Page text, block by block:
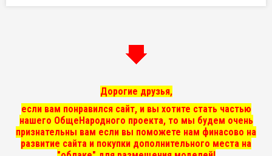
Дорогие друзья,
если вам понравился сайт, и вы хотите стать частью
нашего ОбщеНародного проекта, то мы будем очень
признательны вам если вы поможете нам финасово на
развитие сайта и покупки дополнительного места на